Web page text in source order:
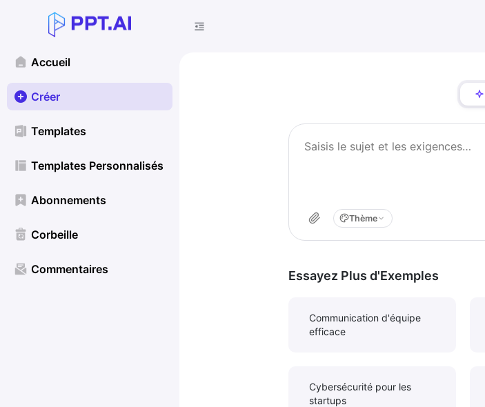
Accueil
Créer
Templates
Templates Personnalisés
Abonnements
Corbeille
Commentaires
Thème
Essayez Plus d'Exemples
Communication d'équipe
efficace
Cybersécurité pour les
startups